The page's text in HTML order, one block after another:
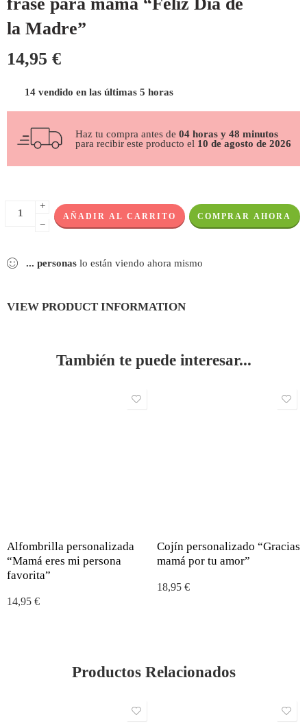
la Madre”
14,95 €
14 vendido en las últimas 5 horas
Haz tu compra antes de 04 horas y 48 minutos
para recibir este producto el 10 de agosto de 2026
+
−
AÑADIR AL CARRITO COMPRAR AHORA
... personas lo están viendo ahora mismo
VIEW PRODUCT INFORMATION
También te puede interesar...
Alfombrilla personalizada
“Mamá eres mi persona
favorita”
14,95 €
Cojín personalizado “Gracias
mamá por tu amor”
18,95 €
Productos Relacionados